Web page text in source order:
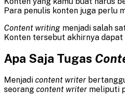
Para penulis konten juga perlu
Content writing menjadi salah
Konten tersebut akhirnya
Apa Saja Tugas
Menjadi content writer
seorang content writer meliputi